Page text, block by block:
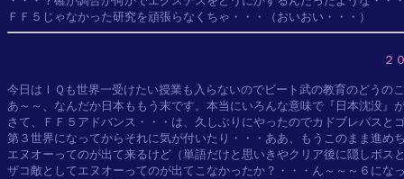
２
今日はＩＱも世界一受けたい授業も入らないのでビート武の教育のどうの
あ～～、なんだか日本ももう末です。本当にいろんな意味で『日本沈没』
さて、ＦＦ５アドバンス・・・は、久しぶりにやったのでカドブレパスと
第３世界になってからそれに気が付いたり・・・ああ、もうこのまま進め
エヌオーってのが出て来るけど（単語だけと思いきやクリア後に隠しボス
ザコ敵としてエヌオーってのが出てこなかったか？・・・ん～～～６にな